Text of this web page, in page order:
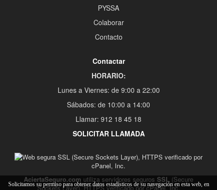
PYSSA
Colaborar
Contacto
Contactar
HORARIO:
Lunes a Viernes: de 9:00 a 22:00
Sábados: de 10:00 a 14:00
Llamar: 912 18 45 18
SOLICITAR LLAMADA
AciertaSeguro.com utiliza servidores seguros SSL (Secure
Sockets Layer), HTTPS verificado por cPanel, Inc.
Solicitamos su permiso para obtener datos estadísticos de su navegación en esta web, en